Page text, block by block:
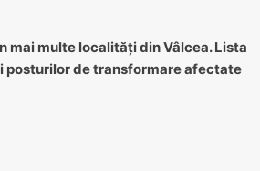
mai multe localități din Vâlcea. Lista
posturilor de transformare afectate